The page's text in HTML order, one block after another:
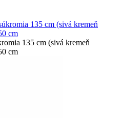
135 cm (sivá kremeň
cm